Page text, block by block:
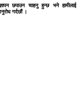
छपाउन चाहनु हुन्छ भने हामीलाई
गर्दछौं ।